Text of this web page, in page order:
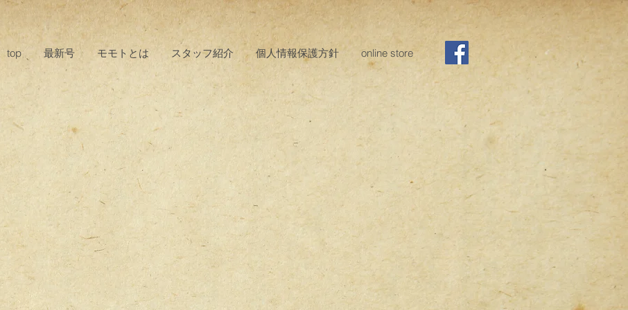
top 最新号 モモトとは スタッフ紹介 個人情報保護方針 online store